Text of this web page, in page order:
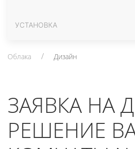
УСТАНОВКА
Облака Дизайн
ЗАЯВКА НА
РЕШЕНИЕ